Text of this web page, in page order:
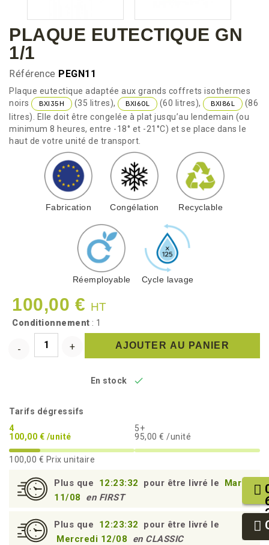
PLAQUE EUTECTIQUE GN
1/1
Référence PEGN11
Plaque eutectique adaptée aux grands coffrets isothermes
noirs
BXI35H (35 litres), BXI60L (60 litres), BXI86L
(86
litres). Elle doit être congelée à plat jusqu’au lendemain (ou
minimum 8 heures, entre -18° et -21°C) et se place dans le
haut de votre unité de transport.
Fabrication Congélation Recyclable
Réemployable Cycle lavage
100,00 € HT
Conditionnement : 1
AJOUTER AU PANIER
En stock 
Tarifs dégressifs
4
100,00 € /unité
5+
95,00 € /unité
100,00 € Prix unitaire
Plus que 12:23:31 pour être livré le
Mardi
11/08
en FIRST
Plus que 12:23:31
pour être livré le
Mercredi 12/08
en CLASSIC